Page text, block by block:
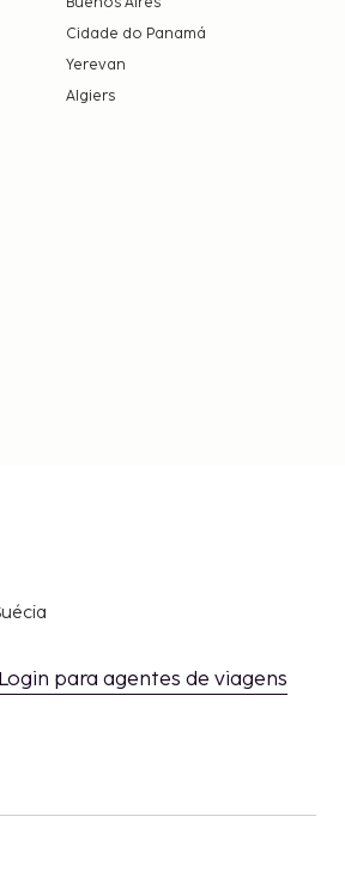
Cidade do Panamá
Yerevan
Algiers
Login para agentes de viagens